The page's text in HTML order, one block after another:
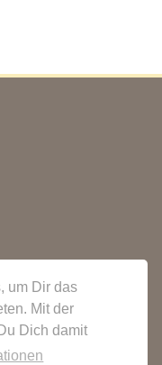
um Dir das
Mit der
Dich damit